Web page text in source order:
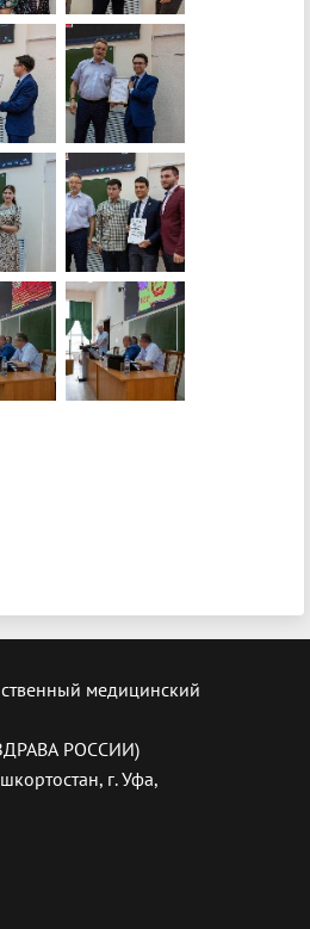
медицинский
РОССИИ)
г. Уфа,